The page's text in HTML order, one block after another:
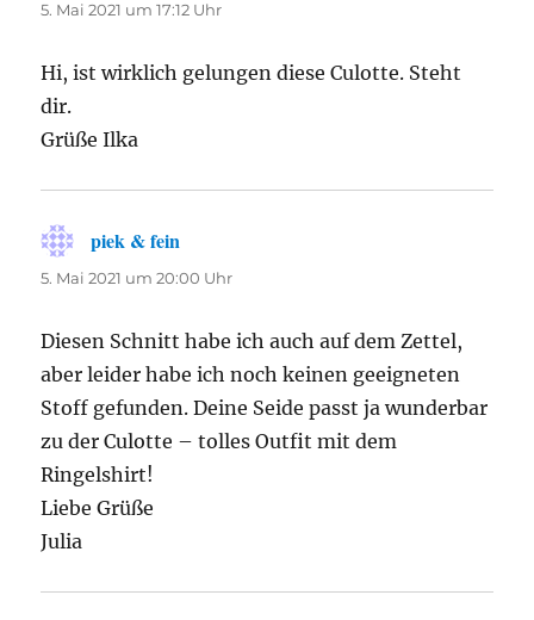
5. Mai 2021 um 17:12 Uhr
Hi, ist wirklich gelungen diese Culotte. Steht
dir.
Grüße Ilka
piek & fein
5. Mai 2021 um 20:00 Uhr
Diesen Schnitt habe ich auch auf dem Zettel,
aber leider habe ich noch keinen geeigneten
Stoff gefunden. Deine Seide passt ja wunderbar
zu der Culotte – tolles Outfit mit dem
Ringelshirt!
Liebe Grüße
Julia